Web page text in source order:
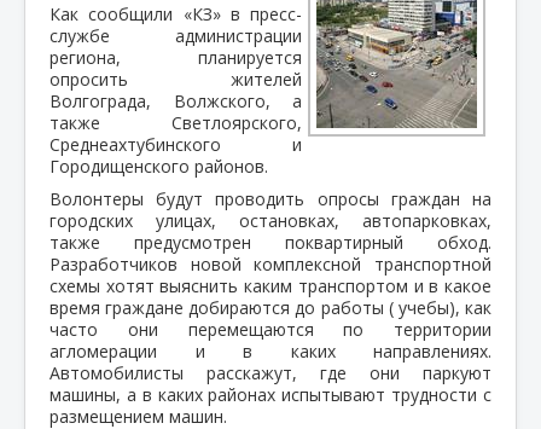
Как сообщили «КЗ» в пресс-
службе администрации
региона, планируется
опросить жителей
Волгограда, Волжского, а
также Светлоярского,
Среднеахтубинского и
Городищенского районов.
Волонтеры будут проводить опросы граждан на
городских улицах, остановках, автопарковках,
также предусмотрен поквартирный обход.
Разработчиков новой комплексной транспортной
схемы хотят выяснить каким транспортом и в какое
время граждане добираются до работы ( учебы), как
часто они перемещаются по территории
агломерации и в каких направлениях.
Автомобилисты расскажут, где они паркуют
машины, а в каких районах испытывают трудности с
размещением машин.